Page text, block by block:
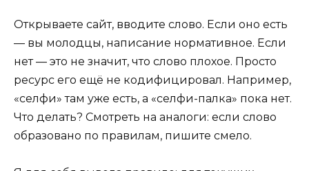
Открываете сайт, вводите слово. Если оно есть
— вы молодцы, написание нормативное. Если
нет — это не значит, что слово плохое. Просто
ресурс его ещё не кодифицировал. Например,
«селфи» там уже есть, а «селфи-палка» пока нет.
Что делать? Смотреть на аналоги: если слово
образовано по правилам, пишите смело.